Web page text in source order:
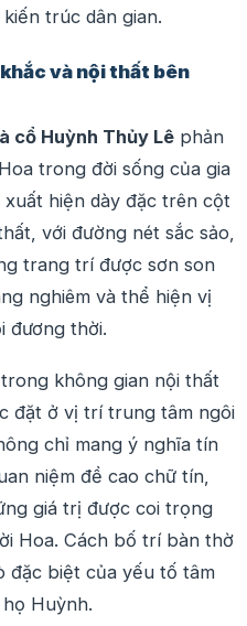
trúc dân gian.
và nội thất bên
cổ Huỳnh Thủy Lê phản
trong đời sống của gia
xuất hiện dày đặc trên cột
với đường nét sắc sảo,
trang trí được sơn son
nghiêm và thể hiện vị
đương thời.
không gian nội thất
đặt ở vị trí trung tâm ngôi
chỉ mang ý nghĩa tín
niệm đề cao chữ tín,
giá trị được coi trọng
Hoa. Cách bố trí bàn thờ
đặc biệt của yếu tố tâm
Huỳnh.